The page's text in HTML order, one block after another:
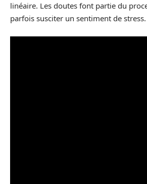
linéaire. Les doutes font partie du
parfois susciter un sentiment de stress.